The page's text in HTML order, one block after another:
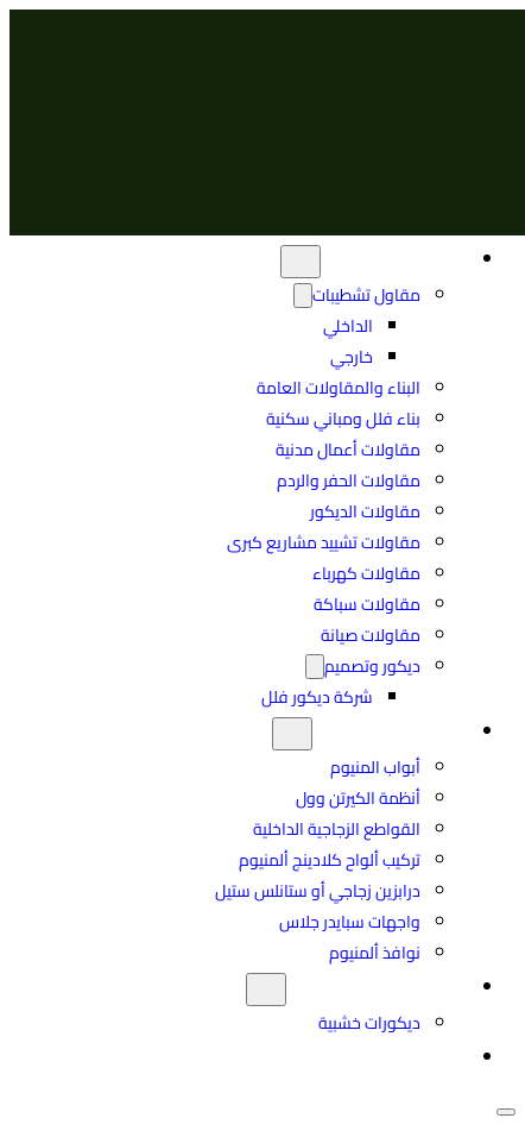
مقاول تشطيبات
الداخلي
خارجي
البناء والمقاولات العامة
بناء فلل ومباني سكنية
مقاولات أعمال مدنية
مقاولات الحفر والردم
مقاولات الديكور
مقاولات تشييد مشاريع كبرى
مقاولات كهرباء
مقاولات سباكة
مقاولات صيانة
ديكور وتصميم
شركة ديكور فلل
أبواب المنيوم
أنظمة الكيرتن وول
القواطع الزجاجية الداخلية
تركيب ألواح كلادينج ألمنيوم
درابزين زجاجي أو ستانلس ستيل
واجهات سبايدر جلاس
نوافذ ألمنيوم
ديكورات خشبية